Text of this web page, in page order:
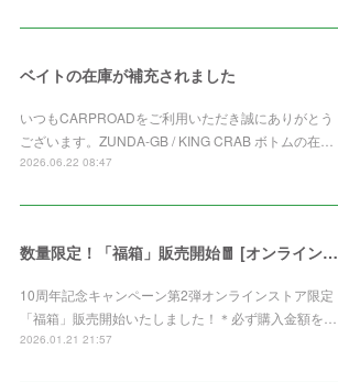
ベイトの在庫が補充されました
いつもCARPROADをご利用いただき誠にありがとう
ございます。ZUNDA-GB / KING CRAB ボトムの在…
2026.06.22 08:47
数量限定！「福箱」販売開始🧧 [オンライン限定]
10周年記念キャンペーン第2弾オンラインストア限定
「福箱」販売開始いたしました！＊必ず購入金額を…
2026.01.21 21:57